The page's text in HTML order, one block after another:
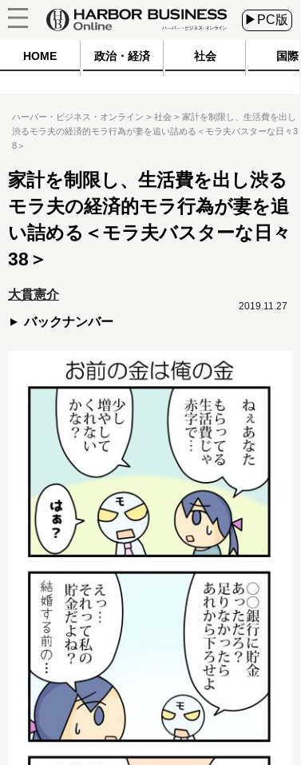
▶PC版
HOME 政治・経済 社会 国際
ハーバー・ビジネス・オンライン 社会
家計を制限し、生活費を出し
渋るモラ夫の経済的モラ行為が妻を追い詰める＜モラ夫バスターな日々3
8＞
家計を制限し、生活費を出し渋る
モラ夫の経済的モラ行為が妻を追
い詰める＜モラ夫バスターな日々
38＞
大貫憲介
バックナンバー
2019.11.27